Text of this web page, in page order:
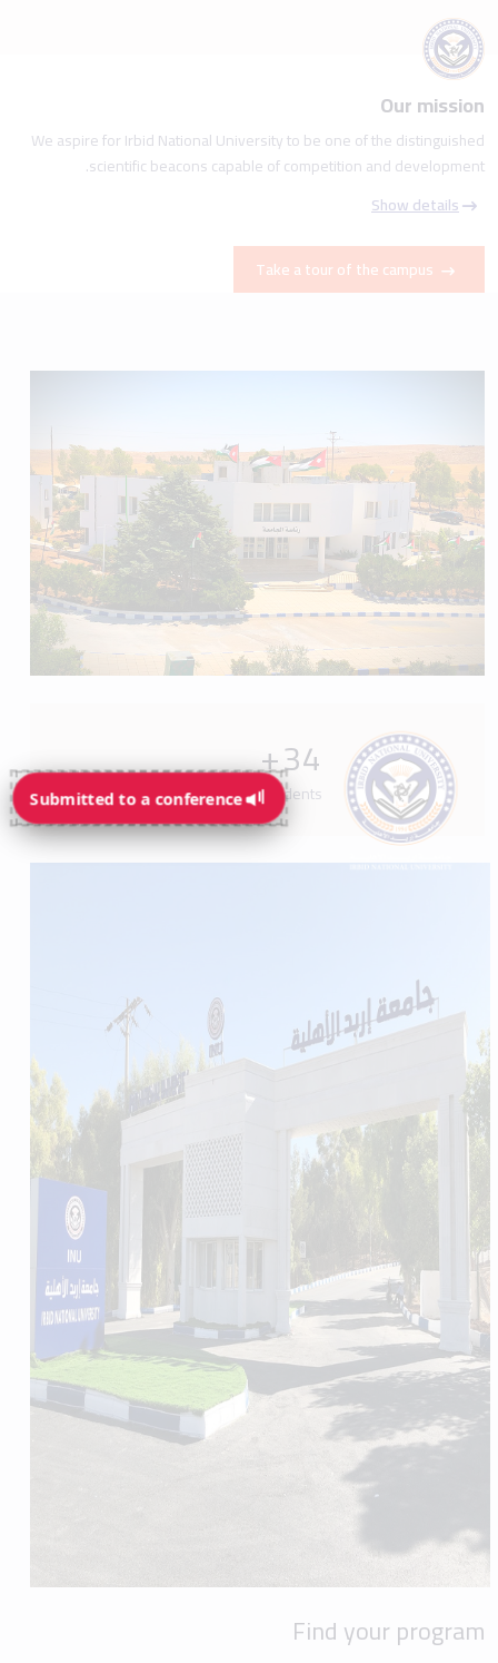
Submitted to a conference
Show details
Take a tour of the campus
34
+
Programs available for students
Find your program
إلى دعم تطور الطلاب على الصعيدين الأكاديمي والشخصي. تشمل هذه
البرامج التبادل الطلابي، التدريب العملي، والمنح الدراسية المخصصة للطلبة
المتفوقين. كما تقدم الجامعة فرصًا للطلاب للمشاركة في أبحاث علمية
المعلومات. تهدف الجامعة إلى تعزيز تجربة التعليم من خلال برامج تدريبية
Submitted to a conference